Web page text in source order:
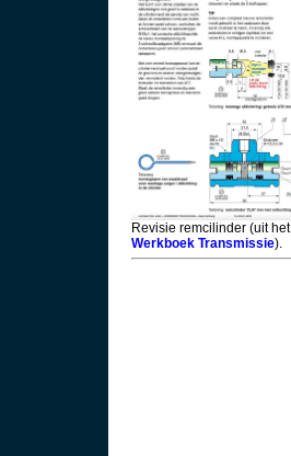
Revisie remcilinder (uit het
Werkboek Transmissie).